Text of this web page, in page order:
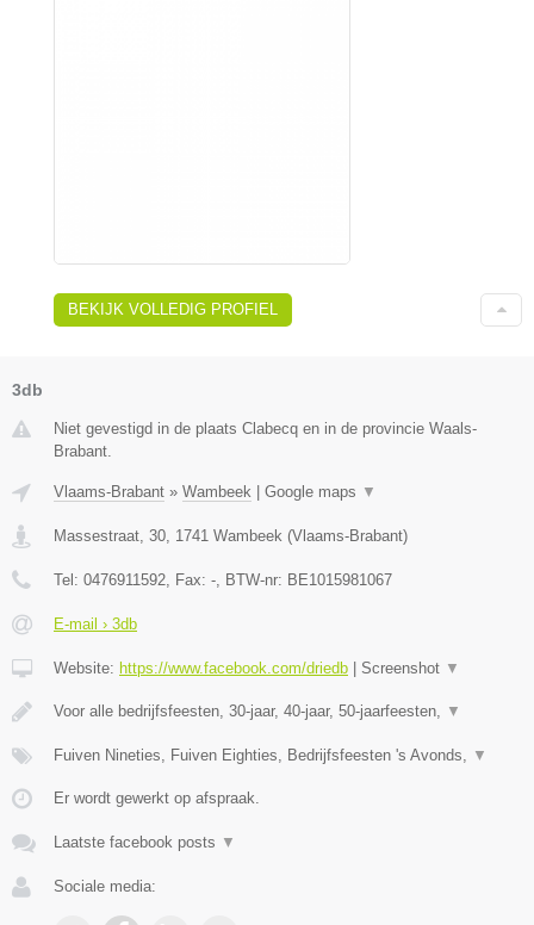
BEKIJK VOLLEDIG PROFIEL
3db
Niet gevestigd in de plaats Clabecq en in de provincie Waals-
Brabant.
Vlaams-Brabant » Wambeek Google maps ▼
Massestraat, 30 1741 Wambeek (Vlaams-Brabant)
Tel: 0476911592 , Fax: - , BTW-nr: BE1015981067
E-mail › 3db
Website: https://www.facebook.com/driedb Screenshot ▼
Voor alle bedrijfsfeesten, 30-jaar, 40-jaar, 50-jaarfeesten, ▼
Fuiven Nineties, Fuiven Eighties, Bedrijfsfeesten 's Avonds, ▼
Er wordt gewerkt op afspraak.
Laatste facebook posts ▼
Sociale media: